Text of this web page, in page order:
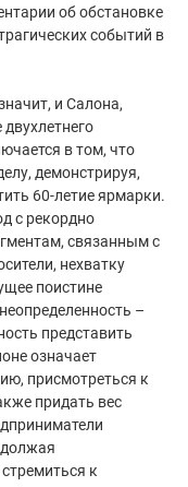
об обстановке
событий в
и Салона,
в том, что
демонстрируя,
60-летие ярмарки.
с рекордно
связанным с
нехватку
поистине
–
представить
означает
присмотреться к
придать вес
к